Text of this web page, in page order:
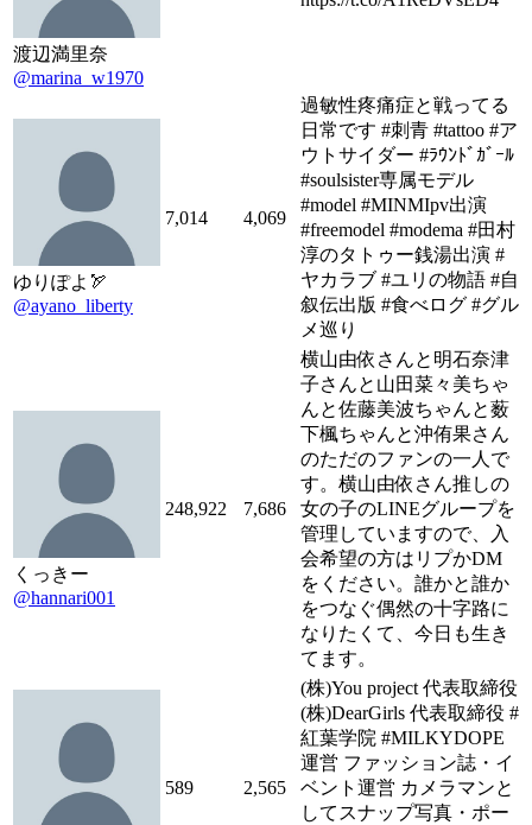
渡辺満里奈
@marina_w1970
ゆりぽよ🏹
@ayano_liberty
7,014 4,069
過敏性疼痛症と戦ってる
日常です #刺青 #tattoo #ア
ウトサイダー #ﾗｳﾝﾄﾞｶﾞｰﾙ
#soulsister専属モデル
#model #MINMIpv出演
#freemodel #modema #田村
淳のタトゥー銭湯出演 #
ヤカラブ #ユリの物語 #自
叙伝出版 #食べログ #グル
メ巡り
くっきー
@hannari001
248,922 7,686
横山由依さんと明石奈津
子さんと山田菜々美ちゃ
んと佐藤美波ちゃんと薮
下楓ちゃんと沖侑果さん
のただのファンの一人で
す。横山由依さん推しの
女の子のLINEグループを
管理していますので、入
会希望の方はリプかDM
をください。誰かと誰か
をつなぐ偶然の十字路に
なりたくて、今日も生き
てます。
589 2,565
(株)You project 代表取締役
(株)DearGirls 代表取締役 #
紅葉学院 #MILKYDOPE
運営 ファッション誌・イ
ベント運営 カメラマンと
してスナップ写真・ポー